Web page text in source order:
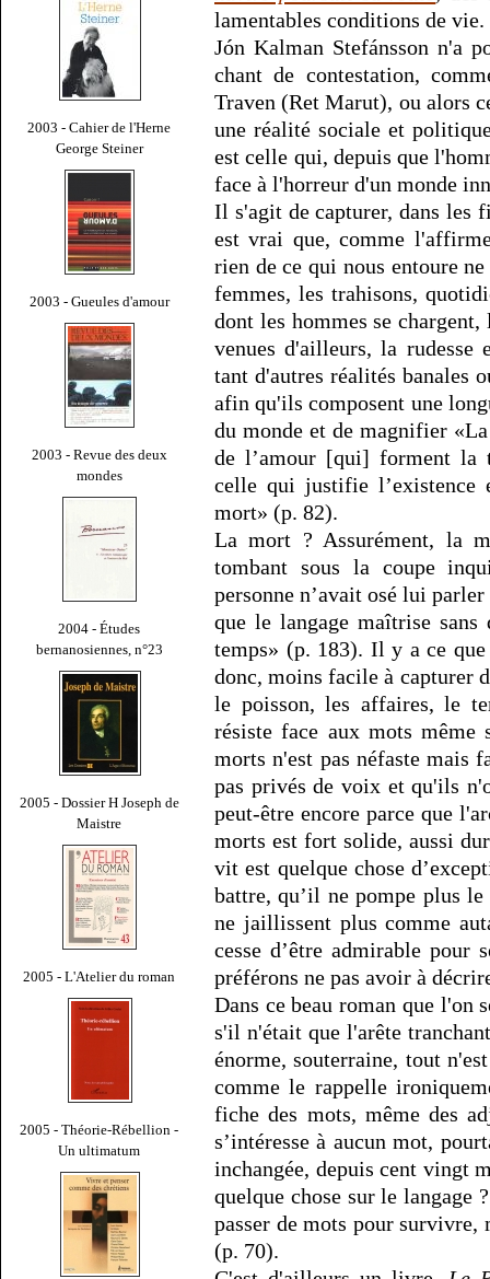
2003 - Cahier de l'Herne
George Steiner
2003 - Gueules d'amour
2003 - Revue des deux
mondes
2004 - Études
bernanosiennes, n°23
2005 - Dossier H Joseph de
Maistre
2005 - L'Atelier du roman
2005 - Théorie-Rébellion -
Un ultimatum
lamentables conditions de vie.
Jón Kalman Stefánsson n'a
chant de contestation,
Traven (Ret Marut), ou alors
une réalité sociale et
est celle qui, depuis que
face à l'horreur d'un monde
Il s'agit de capturer, dans les
est vrai que, comme
rien de ce qui nous entoure
femmes, les trahisons,
dont les hommes se
venues d'ailleurs, la rudesse
tant d'autres réalités banales
afin qu'ils composent une
du monde et de magnifier
de l’amour [qui] forment la
celle qui justifie l’existence
mort» (p. 82).
La mort ? Assurément, la
tombant sous la coupe
personne n’avait osé lui
que le langage maîtrise
temps» (p. 183). Il y a ce
donc, moins facile à capturer
le poisson, les affaires, le
résiste face aux mots même
morts n'est pas néfaste mais
pas privés de voix et qu'ils
peut-être encore parce que
morts est fort solide, aussi
vit est quelque chose
battre, qu’il ne pompe plus le
ne jaillissent plus comme
cesse d’être admirable pour
préférons ne pas avoir à
Dans ce beau roman que l'on
s'il n'était que l'arête
énorme, souterraine, tout
comme le rappelle
fiche des mots, même des
s’intéresse à aucun mot,
inchangée, depuis cent vingt
quelque chose sur le langage
passer de mots pour survivre,
(p. 70).